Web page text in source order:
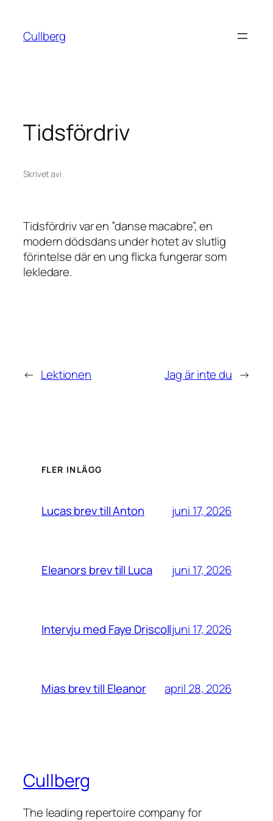
innehåll
Cullberg
Tidsfördriv
Skrivet avi
Tidsfördrivvar en ”danse macabre”, en
modern dödsdans under hotet av slutlig
förintelse där en ung flicka fungerar som
lekledare.
← Lektionen Jag är inte du →
FLER INLÄGG
Lucas brev till Anton juni 17, 2026
Eleanors brev till Luca juni 17, 2026
Intervju med Faye Driscolljuni 17, 2026
Mias brev till Eleanor april 28, 2026
Cullberg
The leading repertoire company for